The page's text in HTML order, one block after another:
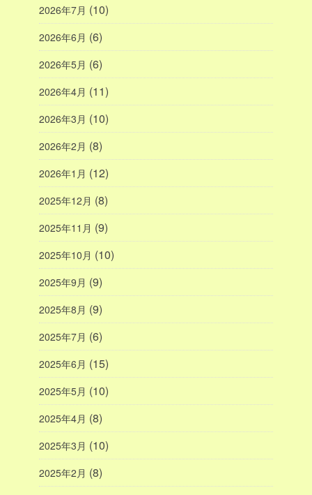
2026年7月 (10)
2026年6月 (6)
2026年5月 (6)
2026年4月 (11)
2026年3月 (10)
2026年2月 (8)
2026年1月 (12)
2025年12月 (8)
2025年11月 (9)
2025年10月 (10)
2025年9月 (9)
2025年8月 (9)
2025年7月 (6)
2025年6月 (15)
2025年5月 (10)
2025年4月 (8)
2025年3月 (10)
2025年2月 (8)